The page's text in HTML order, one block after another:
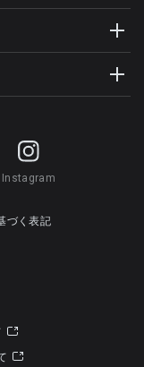
Instagram
づく表記